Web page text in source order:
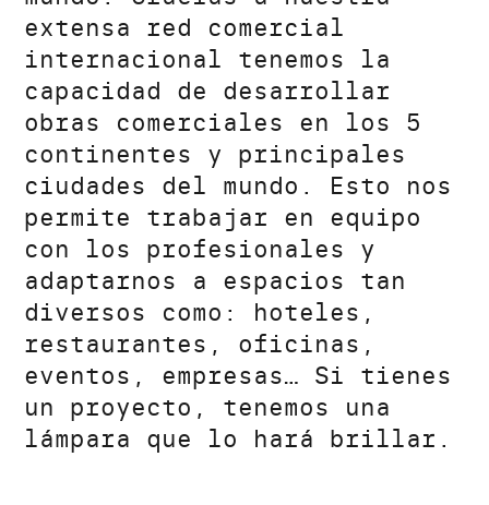
extensa red comercial
internacional tenemos la
capacidad de desarrollar
obras comerciales en los 5
continentes y principales
ciudades del mundo. Esto nos
permite trabajar en equipo
con los profesionales y
adaptarnos a espacios tan
diversos como: hoteles,
restaurantes, oficinas,
eventos, empresas… Si tienes
un proyecto, tenemos una
lámpara que lo hará brillar.